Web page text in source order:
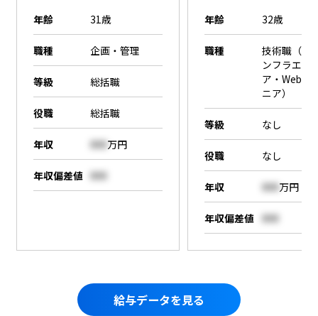
年齢 31歳
職種 企画・管理
等級 総括職
役職 総括職
年収 000万円
年収偏差値 000
年齢 32歳
職種
技術職（SE
ンフラエン
ア・Webエ
ニア）
等級 なし
役職 なし
年収 000万円
年収偏差値 000
給与データを見る